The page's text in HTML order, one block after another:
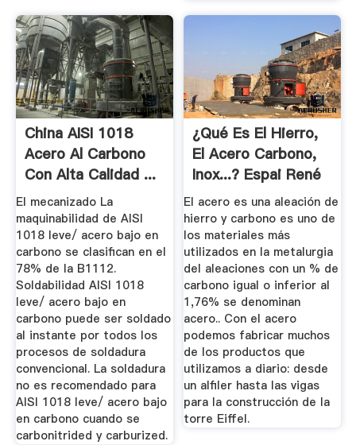
China AISI 1018
Acero Al Carbono
Con Alta Calidad ...
El mecanizado La
maquinabilidad de AISI
1018 leve/ acero bajo en
carbono se clasifican en el
78% de la B1112.
Soldabilidad AISI 1018
leve/ acero bajo en
carbono puede ser soldado
al instante por todos los
procesos de soldadura
convencional. La soldadura
no es recomendado para
AISI 1018 leve/ acero bajo
en carbono cuando se
carbonitrided y carburized.
¿Qué Es El Hierro,
El Acero Carbono,
Inox...? Espai René
El acero es una aleación de
hierro y carbono es uno de
los materiales más
utilizados en la metalurgia
del aleaciones con un % de
carbono igual o inferior al
1,76% se denominan
acero.. Con el acero
podemos fabricar muchos
de los productos que
utilizamos a diario: desde
un alfiler hasta las vigas
para la construcción de la
torre Eiffel.